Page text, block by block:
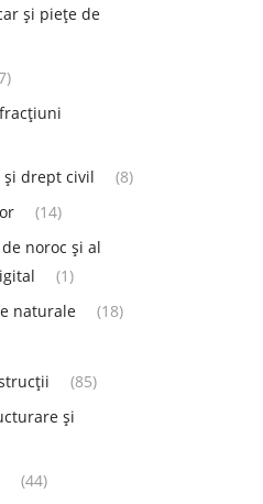
și piețe de
și drept civil
(8)
(14)
noroc și al
(1)
naturale
(18)
(85)
și
(44)